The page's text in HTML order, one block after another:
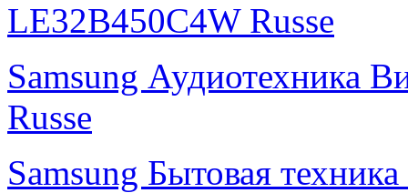
LE32B450C4W Russe
Samsung Аудиотехника
Russe
Samsung Бытовая